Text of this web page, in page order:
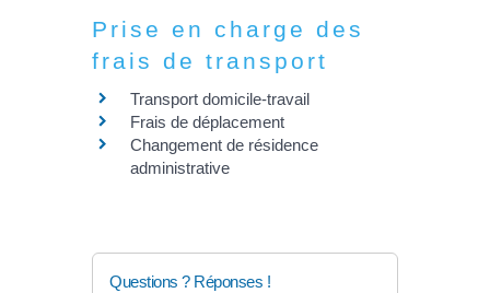
Prise en charge des
frais de transport
Transport domicile-travail
Frais de déplacement
Changement de résidence
administrative
Questions ? Réponses !